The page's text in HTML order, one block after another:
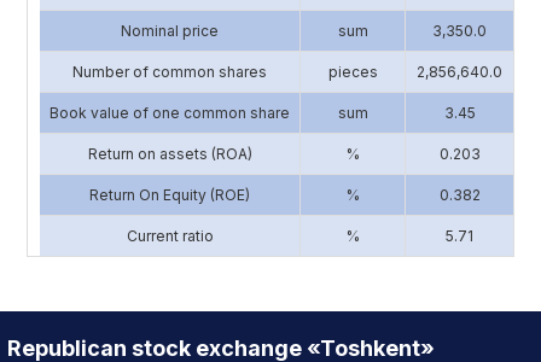
Nominal price sum 3,350.0
Number of common shares pieces 2,856,640.0
Book value of one common share sum 3.45
Return on assets (ROA) % 0.203
Return On Equity (ROE) % 0.382
Current ratio % 5.71
Republican stock exchange «Toshkent»